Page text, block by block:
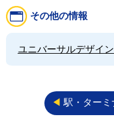
その他の情報
ユニバーサルデザイ
◀︎ 駅・ターミ